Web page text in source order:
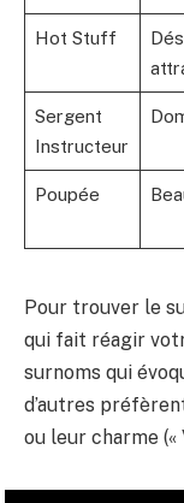
Hot Stuff
Sergent
Instructeur
Poupée
Pour trouver le
qui fait réagir
surnoms qui
d’autres
ou leur charme («